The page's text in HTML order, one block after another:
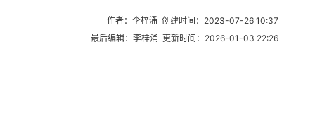
作者：李梓涌 创建时间：2023-07-26 10:37
最后编辑：李梓涌 更新时间：2026-01-03 22:26